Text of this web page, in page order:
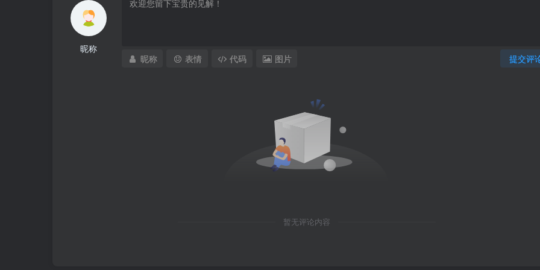
昵称
提交评
昵称 表情 代码 图片
暂无评论内容